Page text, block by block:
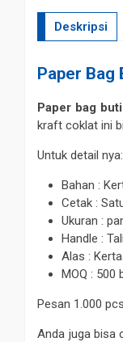
Deskripsi
Paper Bag
Paper bag
kraft coklat ini
Untuk detail nya:
Bahan :
Cetak :
Ukuran :
Handle :
Alas :
MOQ : 500
Pesan 1.000
Anda juga bisa